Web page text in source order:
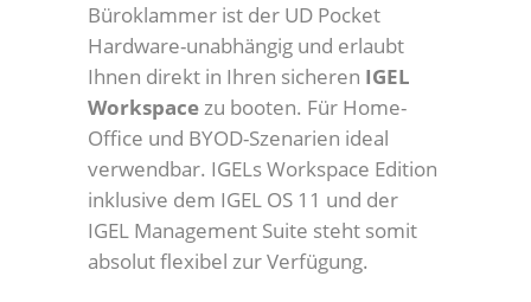
Büroklammer ist der UD Pocket
Hardware-unabhängig und erlaubt
Ihnen direkt in Ihren sicheren IGEL
Workspacezu booten. Für Home-
Office und BYOD-Szenarien ideal
verwendbar. IGELs Workspace Edition
inklusive dem IGEL OS 11 und der
IGEL Management Suite steht somit
absolut flexibel zur Verfügung.